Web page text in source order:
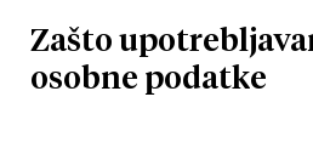
Zašto
osobne podatke